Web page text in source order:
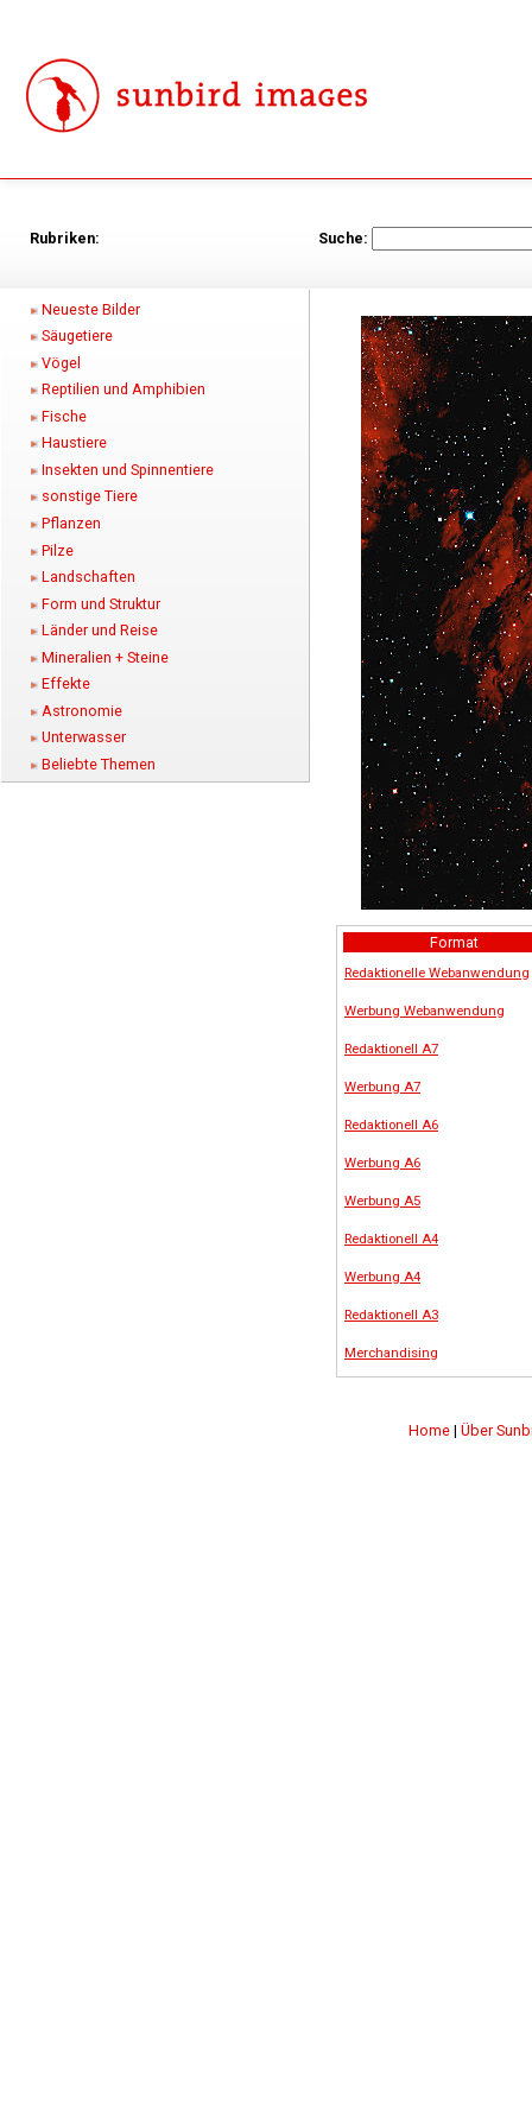
Rubriken: Suche:
Neueste Bilder
Säugetiere
Vögel
Reptilien und Amphibien
Fische
Haustiere
Insekten und Spinnentiere
sonstige Tiere
Pflanzen
Pilze
Landschaften
Form und Struktur
Länder und Reise
Mineralien + Steine
Effekte
Astronomie
Unterwasser
Beliebte Themen
Format
Redaktionelle Webanwendung
Werbung Webanwendung
Redaktionell A7
Werbung A7
Redaktionell A6
Werbung A6
Werbung A5
Redaktionell A4
Werbung A4
Redaktionell A3
Merchandising
Home | Über